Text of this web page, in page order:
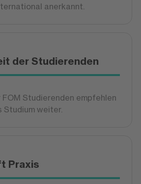
anerkannt.
der Studierenden
FOM Studierenden empfehlen
Studium weiter.
Praxis